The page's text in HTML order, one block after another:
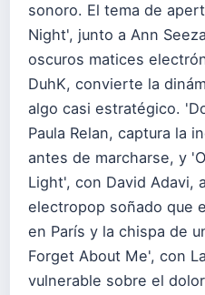
sonoro. El tema de
Night', junto a Ann
oscuros matices
DuhK, convierte la
algo casi estratégico.
Paula Relan, captura la
antes de marcharse, y
Light', con David Adavi,
electropop soñado que
en París y la chispa de
Forget About Me', con
vulnerable sobre el